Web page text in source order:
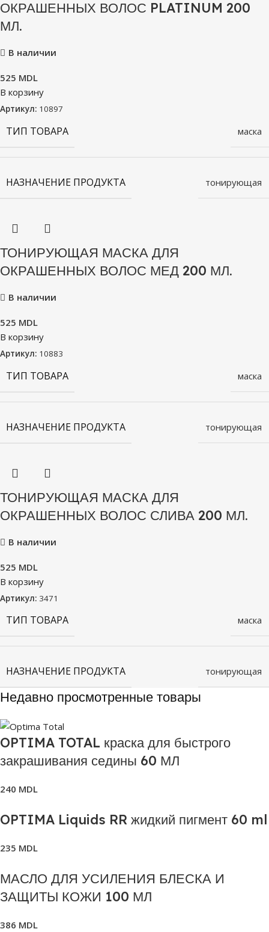
ОКРАШЕННЫХ ВОЛОС PLATINUM 200
МЛ.
В наличии
525 MDL
В корзину
Артикул: 10897
ТИП ТОВАРА маска
НАЗНАЧЕНИЕ ПРОДУКТА тонирующая
ТОНИРУЮЩАЯ МАСКА ДЛЯ
ОКРАШЕННЫХ ВОЛОС МЕД 200 МЛ.
В наличии
525 MDL
В корзину
Артикул: 10883
ТИП ТОВАРА маска
НАЗНАЧЕНИЕ ПРОДУКТА тонирующая
ТОНИРУЮЩАЯ МАСКА ДЛЯ
ОКРАШЕННЫХ ВОЛОС СЛИВА 200 МЛ.
В наличии
525 MDL
В корзину
Артикул: 3471
ТИП ТОВАРА маска
НАЗНАЧЕНИЕ ПРОДУКТА тонирующая
Недавно просмотренные товары
OPTIMA TOTAL краска для быстрого
закрашивания седины 60 МЛ
240 MDL
OPTIMA Liquids RR жидкий пигмент 60 ml
235 MDL
МАСЛО ДЛЯ УСИЛЕНИЯ БЛЕСКА И
ЗАЩИТЫ КОЖИ 100 МЛ
386 MDL